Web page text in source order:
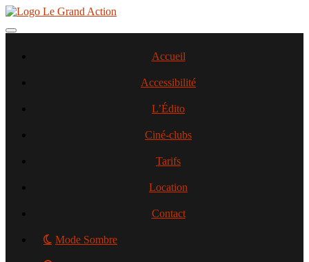
Aller
contenu
Toggle navigation
Accueil
Accessibilité
L’Édito
Ciné-clubs
Tarifs
Location
Contact
Mode Sombre